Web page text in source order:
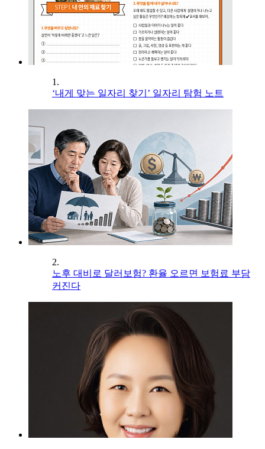
1.
‘내게 맞는 일자리 찾기’ 일자리 탐험 노트
2.
노후 대비로 달러보험? 환율 오르면 보험료 부담
커진다